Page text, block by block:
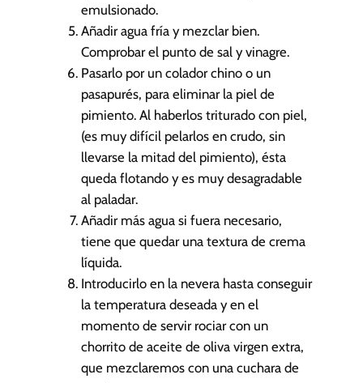
emulsionado.
Añadir agua fría y mezclar bien.
Comprobar el punto de sal y vinagre.
Pasarlo por un colador chino o un
pasapurés, para eliminar la piel de
pimiento. Al haberlos triturado con piel,
(es muy difícil pelarlos en crudo, sin
llevarse la mitad del pimiento), ésta
queda flotando y es muy desagradable
al paladar.
Añadir más agua si fuera necesario,
tiene que quedar una textura de crema
líquida.
Introducirlo en la nevera hasta conseguir
la temperatura deseada y en el
momento de servir rociar con un
chorrito de aceite de oliva virgen extra,
que mezclaremos con una cuchara de